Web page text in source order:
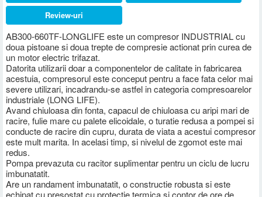
AB300-660TF-LONGLIFE este un compresor INDUSTRIAL cu
doua pistoane si doua trepte de compresie actionat prin curea de
un motor electric trifazat.
Datorita utilizarii doar a componentelor de calitate in fabricarea
acestuia, compresorul este conceput pentru a face fata celor mai
severe utilizari, incadrandu-se astfel in categoria compresoarelor
industriale (LONG LIFE).
Avand chiuloasa din fonta, capacul de chiuloasa cu aripi mari de
racire, fulie mare cu palete elicoidale, o turatie redusa a pompei si
conducte de racire din cupru, durata de viata a acestui compresor
este mult marita. In acelasi timp, si nivelul de zgomot este mai
redus.
Pompa prevazuta cu racitor suplimentar pentru un ciclu de lucru
imbunatatit.
Are un randament imbunatatit, o constructie robusta si este
echipat cu presostat cu protectie termica si contor de ore de
Review-uri